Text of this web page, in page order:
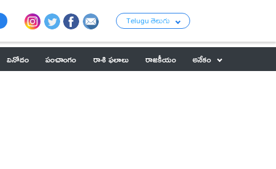
Telugu తెలుగు
వినోదం పంచాంగం రాశి ఫలాలు రాజకీయం
అనేకం